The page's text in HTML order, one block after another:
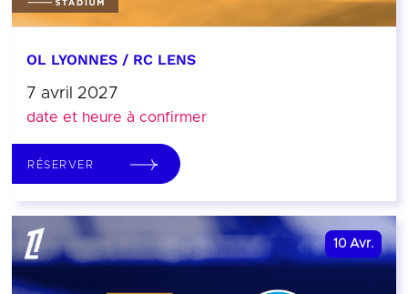
OL LYONNES / RC LENS
7 avril 2027
date et heure à confirmer
RÉSERVER
10 Avr.